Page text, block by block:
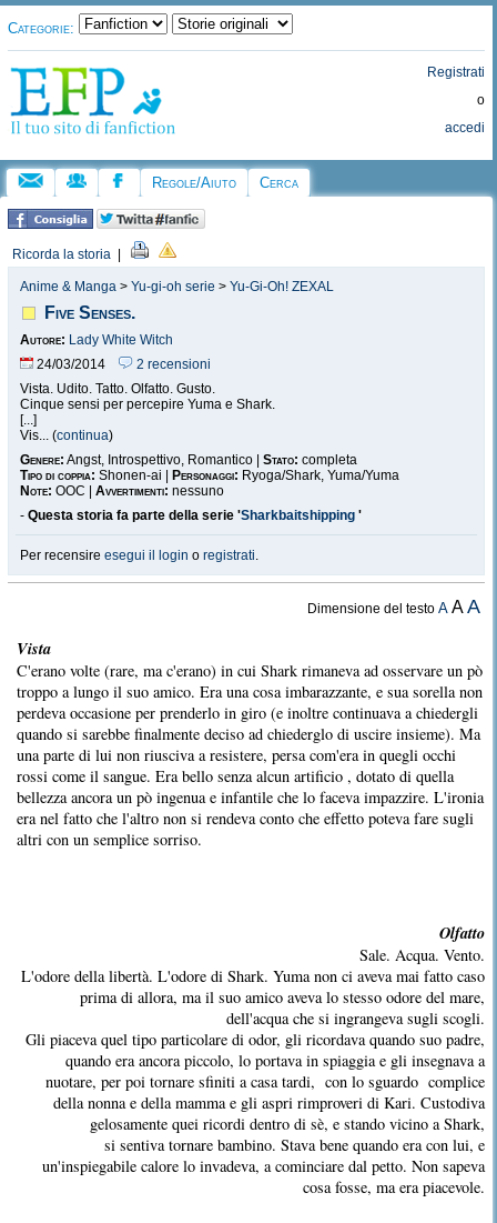
Categorie:
Registrati
o
accedi
Regole/Aiuto Cerca
Ricorda la storia
Anime & Manga > Yu-gi-oh serie > Yu-Gi-Oh! ZEXAL
Five Senses.
Autore: Lady White Witch
24/03/2014
2 recensioni
Vista. Udito. Tatto. Olfatto. Gusto.
Cinque sensi per percepire Yuma e Shark.
[...]
Vis... (continua)
Genere: Angst, Introspettivo, Romantico | Stato: completa
Tipo di coppia: Shonen-ai | Personaggi: Ryoga/Shark, Yuma/Yuma
Note: OOC | Avvertimenti: nessuno
- Questa storia fa parte della serie 'Sharkbaitshipping '
Per recensire esegui il login o registrati.
Dimensione del testoA AA
Vista
C'erano volte (rare, ma c'erano) in cui Shark rimaneva ad osservare un pò
troppo a lungo il suo amico. Era una cosa imbarazzante, e sua sorella non
perdeva occasione per prenderlo in giro (e inoltre continuava a chiedergli
quando si sarebbe finalmente deciso ad chiederglo di uscire insieme). Ma
una parte di lui non riusciva a resistere, persa com'era in quegli occhi
rossi come il sangue. Era bello senza alcun artificio , dotato di quella
bellezza ancora un pò ingenua e infantile che lo faceva impazzire. L'ironia
era nel fatto che l'altro non si rendeva conto che effetto poteva fare sugli
altri con un semplice sorriso.
Olfatto
Sale. Acqua. Vento.
L'odore della libertà. L'odore di Shark. Yuma non ci aveva mai fatto caso
prima di allora, ma il suo amico aveva lo stesso odore del mare,
dell'acqua che si ingrangeva sugli scogli.
Gli piaceva quel tipo particolare di odor, gli ricordava quando suo padre,
quando era ancora piccolo, lo portava in spiaggia e gli insegnava a
nuotare, per poi tornare sfiniti a casa tardi, con lo sguardo complice
della nonna e della mamma e gli aspri rimproveri di Kari. Custodiva
gelosamente quei ricordi dentro di sè, e stando vicino a Shark,
si sentiva tornare bambino. Stava bene quando era con lui, e
un'inspiegabile calore lo invadeva, a cominciare dal petto. Non sapeva
cosa fosse, ma era piacevole.